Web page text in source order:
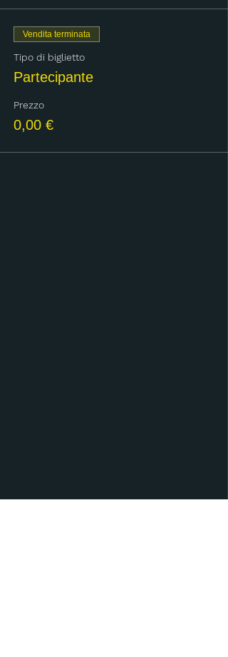
Vendita terminata
Tipo di biglietto
Partecipante
Prezzo
0,00 €